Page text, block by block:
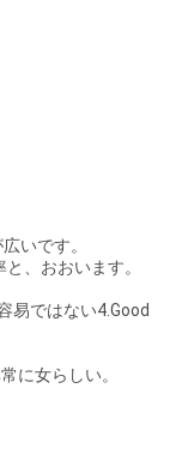
いです。
、おおいます。
易ではない4.Good
に女らしい。